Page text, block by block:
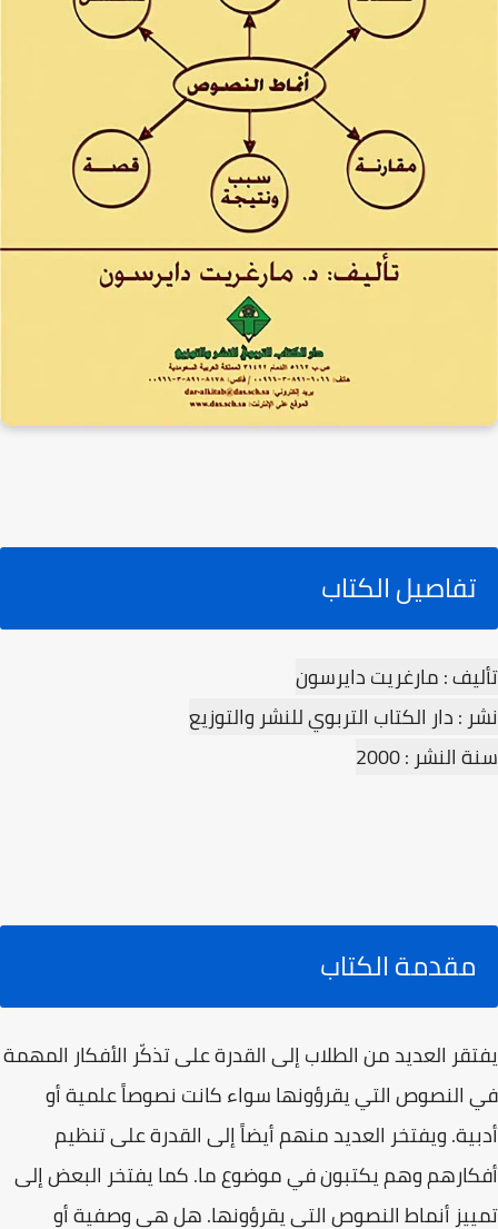
تفاصيل الكتاب
تأليف : مارغريت دايرسون
نشر : دار الكتاب التربوي للنشر والتوزيع
سنة النشر : 2000
مقدمة الكتاب
يفتقر العديد من الطلاب إلى القدرة على تذكّر الأفكار المهمة
في النصوص التي يقرؤونها سواء كانت نصوصاً علمية أو
أدبية. ويفتخر العديد منهم أيضاً إلى القدرة على تنظيم
أفكارهم وهم يكتبون في موضوع ما. كما يفتخر البعض إلى
تمييز أنماط النصوص التي يقرؤونها. هل هي وصفية أو